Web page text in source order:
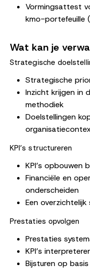
Vormingsattest
kmo-portefeuille
Wat kan je
Strategische
Strategische
Inzicht krijgen in
methodiek
Doelstellingen
KPI’s structureren
KPI’s opbouwen
Financiële en
onderscheiden
Een
Prestaties opvolgen
Prestaties
KPI’s
Bijsturen op